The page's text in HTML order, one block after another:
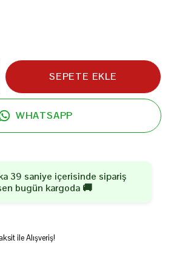
SEPETE EKLE
WHATSAPP
39 saniye içerisinde sipariş
bugün kargoda 🚚
ile Alışveriş!